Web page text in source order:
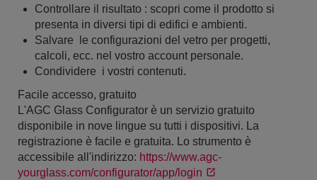
Controllare il risultato : scopri come il prodotto si
presenta in diversi tipi di edifici e ambienti.
Salvare le configurazioni del vetro per progetti,
calcoli, ecc. nel vostro account personale.
Condividere i vostri contenuti.
Facile accesso, gratuito
L'AGC Glass Configurator è un servizio gratuito
disponibile in nove lingue su tutti i dispositivi. La
registrazione è facile e gratuita. Lo strumento è
accessibile all'indirizzo: https://www.agc-
yourglass.com/configurator/app/login